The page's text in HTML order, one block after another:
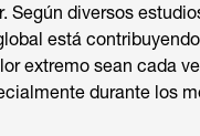
Según diversos
está
extremo sean cada
durante los